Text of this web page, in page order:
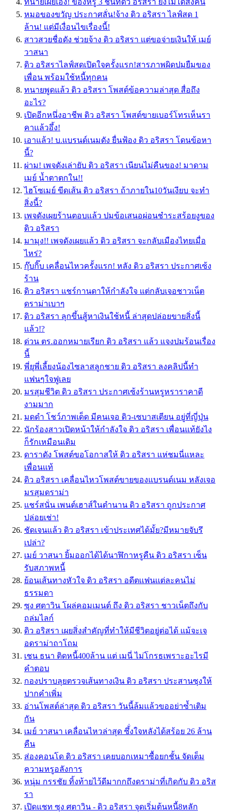
หมอของขวัญ ประกาศลั่น!จ้าง ดิว อริสรา ไลฟ์สด 1
ล้าน! แต่มีเงื่อนไขเรื่องนี้!
สาวสวยชื่อดัง ช่วยจ้าง ดิว อริสรา แต่ขอจ่ายเงินให้ เมย์
วาสนา
ดิว อริสราไลฟ์สดเปิดใจครั้งแรก!สารภาพผิดปมยืมของ
เพื่อน พร้อมใช้หนี้ทุกคน
ทนายพูดแล้ว ดิว อริสรา โพสต์ข้อความล่าสุด สื่อถึง
อะไร?
เปิดอีกหนึ่งอาชีพ ดิว อริสรา โพสต์ขายเบอร์โทรเห็นรา
คาเเล้วอึ้ง!
เอาแล้ว! บ.แบรนด์เนมดัง ยื่นฟ้อง ดิว อริสรา โดนข้อหา
นี้?
ผ่าม! เพจดังเล่ายับ ดิว อริสรา เนียนไม่คืนของ! มาดาม
เมย์ น้ำตาตกใน!!
ไฮโซเมย์ ขีดเส้น ดิว อริสรา ถ้าภายใน10วันเงียบ จะทำ
สิ่งนี้?
เพจดังเผยร้านตอบแล้ว ปมข้อเสนอผ่อนชำระสร้อยงูของ
ดิว อริสรา
มามุง!! เพจดังเผยแล้ว ดิว อริสรา จะกลับเมืองไทยเมื่อ
ไหร่?
กุ๊บกิ๊บ เคลื่อนไหวครั้งแรก! หลัง ดิว อริสรา ประกาศเซ้ง
ร้าน
ดิว อริสรา แชร์กานดาให้กำลังใจ แต่กลับเจอชาวเน็ต
ดราม่าเบาๆ
ดิว อริสรา ลุกขึ้นสู้หาเงินใช้หนี้ ล่าสุดปล่อยขายสิ่งนี้
แล้ว!?
ด่วน ตร.ออกหมายเรียก ดิว อริสรา แล้ว แจงปมร้อนเรื่อง
นี้
พี่ยุพี่เลี้ยงน้องไซลาสลูกชาย ดิว อริสรา ลงคลิปนี้ทำ
แฟนๆใจฟูเลย
มรสุมชีวิต ดิว อริสรา ประกาศเซ้งร้านหรูหราราคาดี
งามมาก
มดดำ โชว์ภาพเด็ด มีคนเจอ ดิว-เซบาสเตียน อยู่ที่ญี่ปุ่น
นักร้องสาวเปิดหน้าให้กำลังใจ ดิว อริสรา เพื่อนแท้ยังไง
ก็รักเหมือนเดิม
ดาราดัง โพสต์ขอโอกาสให้ ดิว อริสรา แห่ชมนี่แหละ
เพื่อนแท้
ดิว อริสรา เคลื่อนไหวโพสต์ขายของแบรนด์เนม หลังเจอ
มรสุมดราม่า
แชร์สนั่น เพนต์เฮาส์ในตำนาน ดิว อริสรา ถูกประกาศ
ปล่อยเช่า!
ชัดเจนแล้ว ดิว อริสรา เข้าประเทศได้มั้ย?มีหมายจับรึ
เปล่า?
เมย์ วาสนา ยิ้มออกได้ได้นาฬิกาหรูคืน ดิว อริสรา เซ็น
รับสภาพหนี้
ย้อนเส้นทางหัวใจ ดิว อริสรา อดีตเเฟนเเต่ละคนไม่
ธรรมดา
ซุง ศตาวิน โผล่คอมเมนต์ ถึง ดิว อริสรา ชาวเน็ตถึงกับ
ถล่มไลก์
ดิว อริสรา เผยสิ่งสำคัญที่ทำให้มีชีวิตอยู่ต่อได้ แม้จะเจ
อดราม่าถาโถม
เชน ธนา ติดหนี้400ล้าน แต่ เมนี่ ไม่โกรธเพราะอะไรมี
คำตอบ
กองปราบลุยตรวจเส้นทางเงิน ดิว อริสรา ประสานซุงให้
ปากคำเพิ่ม
อ่านโพสต์ล่าสุด ดิว อริสรา วันนี้ล้มเเล้วขออย่าซ้ำเติม
กัน
เมย์ วาสนา เคลื่อนไหวล่าสุด ซึ้่งใจหลังได้สร้อย 26 ล้าน
คืน
ส่องคอนโด ดิว อริสรา เคยบอกเหมาซื้อยกชั้น จัดเต็ม
ความหรูอลังการ
หนุ่ม กรรชัย ทิ้งท้ายไว้ดีมากกถึงดราม่าที่เกิดกับ ดิว อริส
รา
เปิดแชท ซุง ศตาวิน - ดิว อริสรา จุดเริ่มต้นหนี้8หลัก